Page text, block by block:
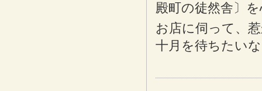
殿町の徒然舎〕
お店に伺って、
十月を待ちたい